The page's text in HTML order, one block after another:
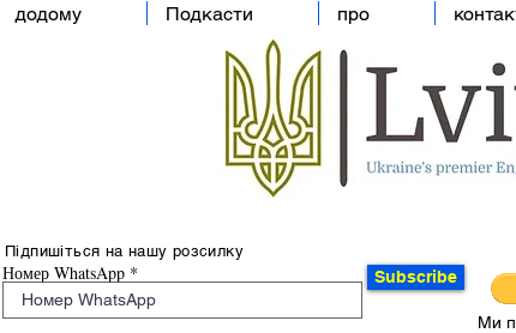
додому Подкасти про
Підпишіться на нашу розсилку
Номер WhatsApp Subscribe
Ми